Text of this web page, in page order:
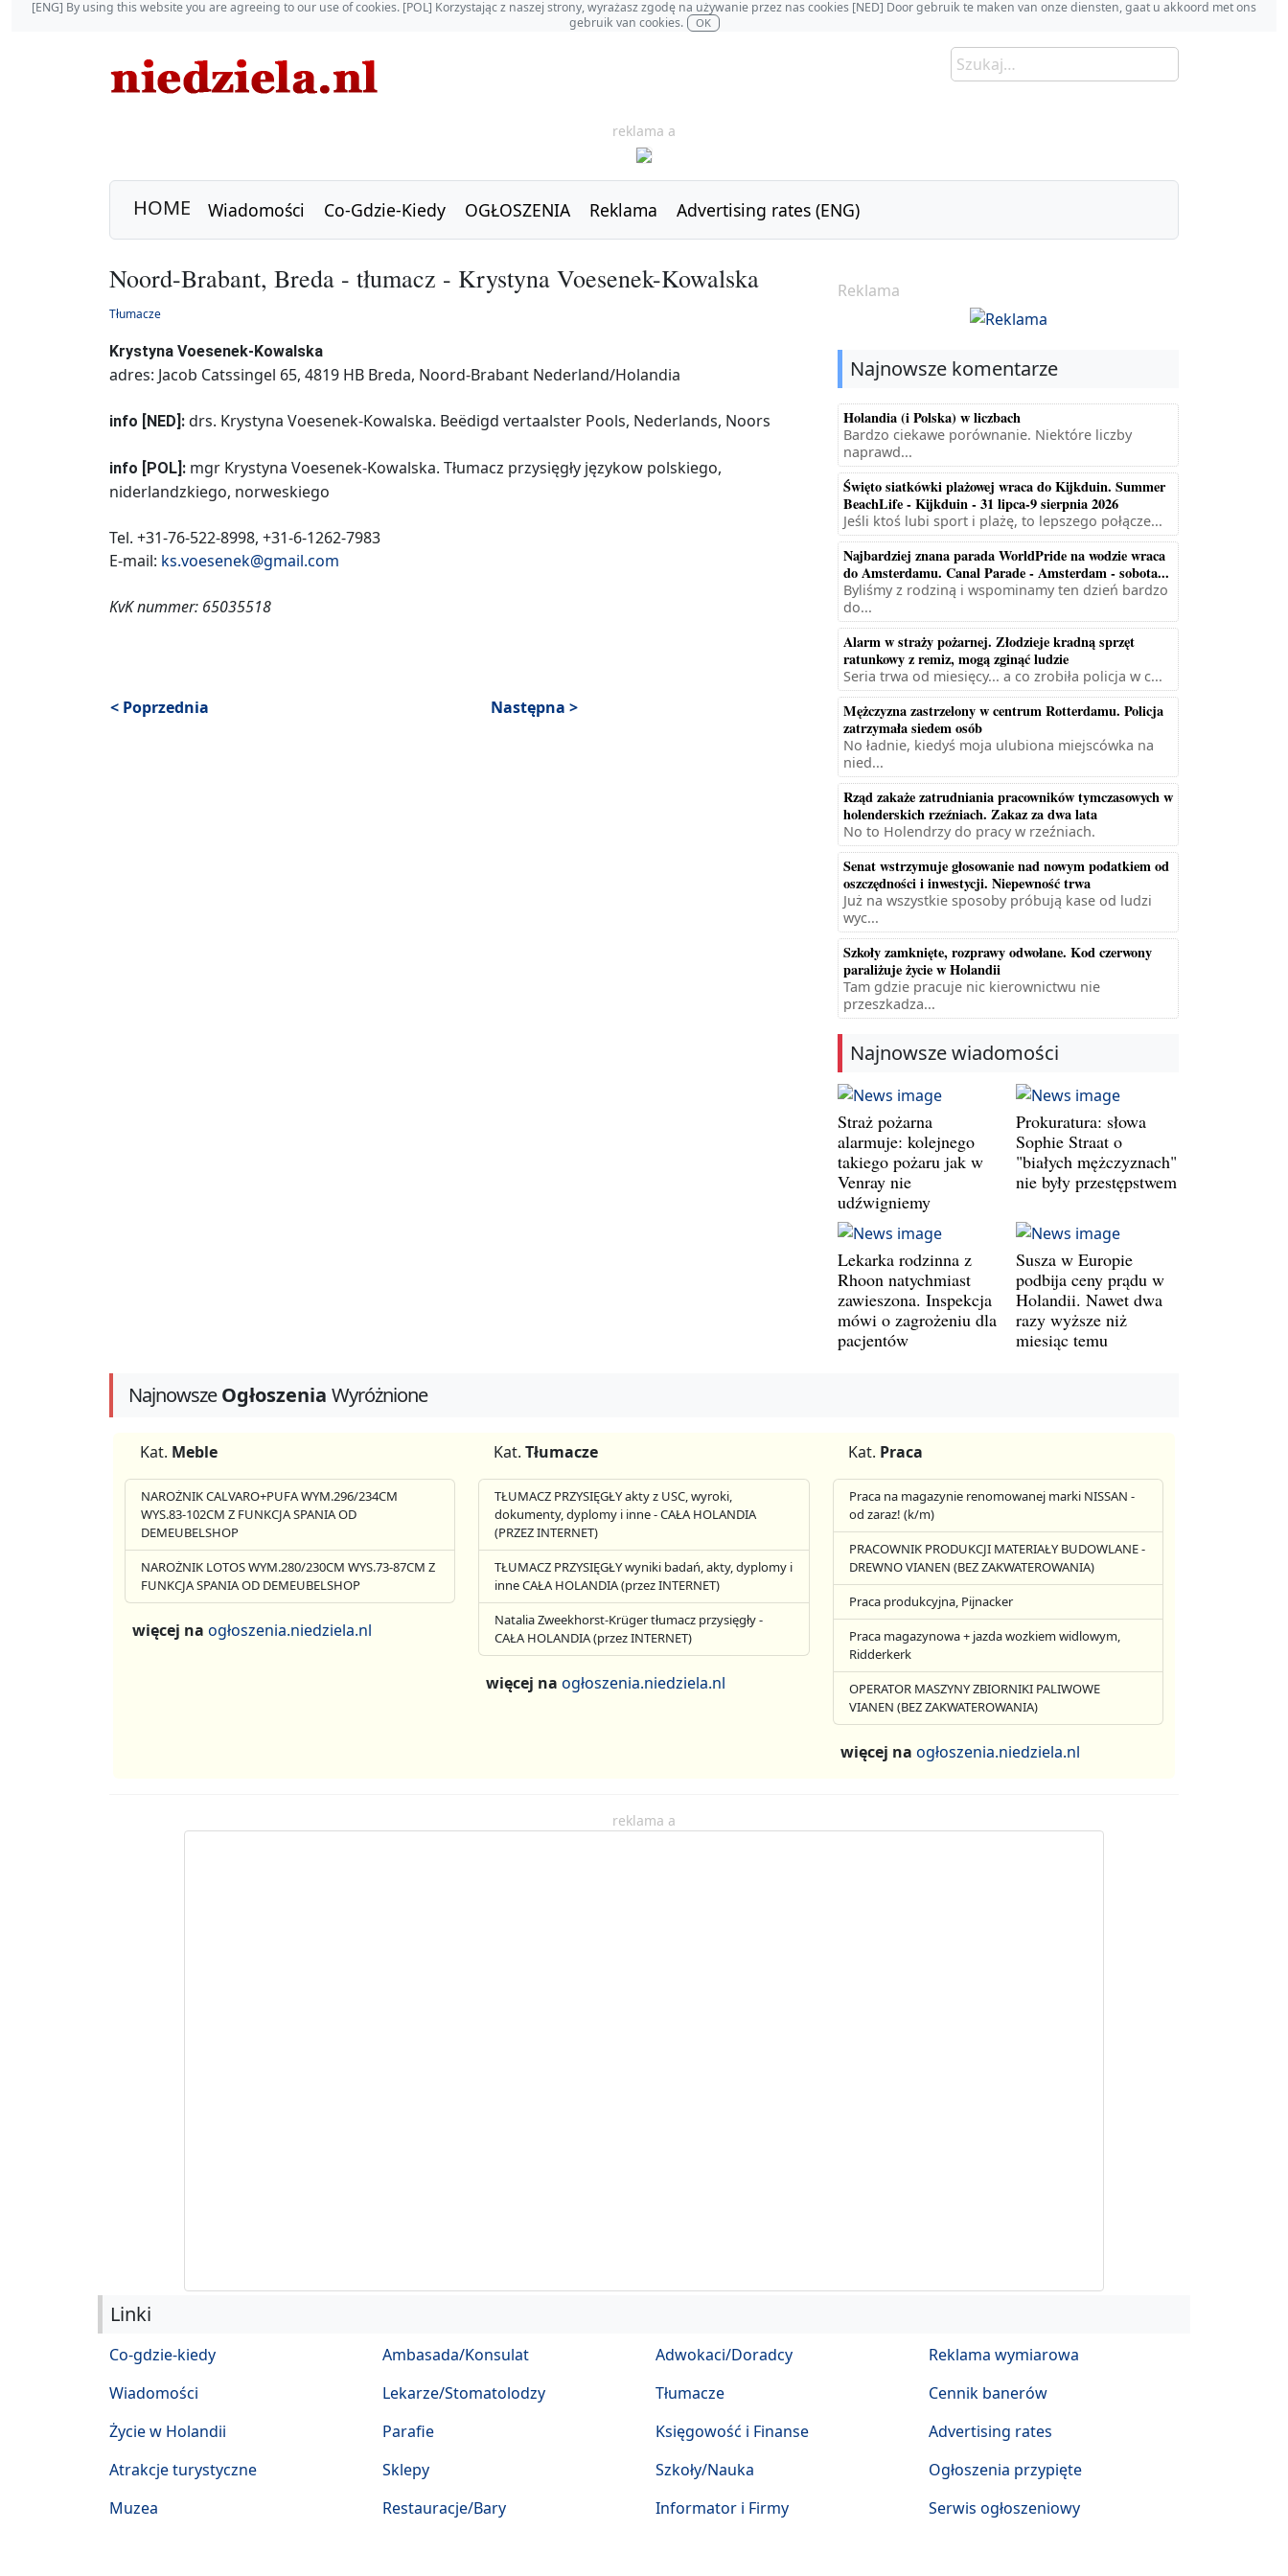
[ENG] By using this website you are agreeing to our use of cookies. [POL] Korzystając z naszej strony, wyrażasz zgodę na używanie przez nas cookies [NED] Door gebruik te maken van onze diensten, gaat u akkoord met ons
gebruik van cookies.
OK
reklama a
HOME Wiadomości Co-Gdzie-Kiedy OGŁOSZENIA Reklama Advertising rates (ENG)
Noord-Brabant, Breda - tłumacz - Krystyna Voesenek-Kowalska
Tłumacze
Krystyna Voesenek-Kowalska
adres: Jacob Catssingel 65, 4819 HB Breda, Noord-Brabant Nederland/Holandia
info [NED]: drs. Krystyna Voesenek-Kowalska. Beëdigd vertaalster Pools, Nederlands, Noors
info [POL]: mgr Krystyna Voesenek-Kowalska. Tłumacz przysięgły językow polskiego,
niderlandzkiego, norweskiego
Tel. +31-76-522-8998, +31-6-1262-7983
E-mail: ks.voesenek@gmail.com
KvK nummer: 65035518
< Poprzednia Następna >
Reklama
Najnowsze komentarze
Holandia (i Polska) w liczbach
Bardzo ciekawe porównanie. Niektóre liczby
naprawd...
Święto siatkówki plażowej wraca do Kijkduin. Summer
BeachLife - Kijkduin - 31 lipca-9 sierpnia 2026
Jeśli ktoś lubi sport i plażę, to lepszego połącze...
Najbardziej znana parada WorldPride na wodzie wraca
do Amsterdamu. Canal Parade - Amsterdam - sobota...
Byliśmy z rodziną i wspominamy ten dzień bardzo
do...
Alarm w straży pożarnej. Złodzieje kradną sprzęt
ratunkowy z remiz, mogą zginąć ludzie
Seria trwa od miesięcy... a co zrobiła policja w c...
Mężczyzna zastrzelony w centrum Rotterdamu. Policja
zatrzymała siedem osób
No ładnie, kiedyś moja ulubiona miejscówka na
nied...
Rząd zakaże zatrudniania pracowników tymczasowych w
holenderskich rzeźniach. Zakaz za dwa lata
No to Holendrzy do pracy w rzeźniach.
Senat wstrzymuje głosowanie nad nowym podatkiem od
oszczędności i inwestycji. Niepewność trwa
Już na wszystkie sposoby próbują kase od ludzi
wyc...
Szkoły zamknięte, rozprawy odwołane. Kod czerwony
paraliżuje życie w Holandii
Tam gdzie pracuje nic kierownictwu nie
przeszkadza...
Najnowsze wiadomości
Straż pożarna
alarmuje: kolejnego
takiego pożaru jak w
Venray nie
udźwigniemy
Prokuratura: słowa
Sophie Straat o
"białych mężczyznach"
nie były przestępstwem
Lekarka rodzinna z
Rhoon natychmiast
zawieszona. Inspekcja
mówi o zagrożeniu dla
pacjentów
Susza w Europie
podbija ceny prądu w
Holandii. Nawet dwa
razy wyższe niż
miesiąc temu
NajnowszeOgłoszenia Wyróżnione
Kat. Meble
NAROŻNIK CALVARO+PUFA WYM.296/234CM
WYS.83-102CM Z FUNKCJA SPANIA OD
DEMEUBELSHOP
NAROŻNIK LOTOS WYM.280/230CM WYS.73-87CM Z
FUNKCJA SPANIA OD DEMEUBELSHOP
więcej na ogłoszenia.niedziela.nl
Kat. Tłumacze
TŁUMACZ PRZYSIĘGŁY akty z USC, wyroki,
dokumenty, dyplomy i inne - CAŁA HOLANDIA
(PRZEZ INTERNET)
TŁUMACZ PRZYSIĘGŁY wyniki badań, akty, dyplomy i
inne CAŁA HOLANDIA (przez INTERNET)
Natalia Zweekhorst-Krüger tłumacz przysięgły -
CAŁA HOLANDIA (przez INTERNET)
więcej naogłoszenia.niedziela.nl
Kat. Praca
Praca na magazynie renomowanej marki NISSAN -
od zaraz! (k/m)
PRACOWNIK PRODUKCJI MATERIAŁY BUDOWLANE -
DREWNO VIANEN (BEZ ZAKWATEROWANIA)
Praca produkcyjna, Pijnacker
Praca magazynowa + jazda wozkiem widlowym,
Ridderkerk
OPERATOR MASZYNY ZBIORNIKI PALIWOWE
VIANEN (BEZ ZAKWATEROWANIA)
więcej na ogłoszenia.niedziela.nl
reklama a
Linki
Co-gdzie-kiedy
Wiadomości
Życie w Holandii
Atrakcje turystyczne
Muzea
Ambasada/Konsulat
Lekarze/Stomatolodzy
Parafie
Sklepy
Restauracje/Bary
Adwokaci/Doradcy
Tłumacze
Księgowość i Finanse
Szkoły/Nauka
Informator i Firmy
Reklama wymiarowa
Cennik banerów
Advertising rates
Ogłoszenia przypięte
Serwis ogłoszeniowy